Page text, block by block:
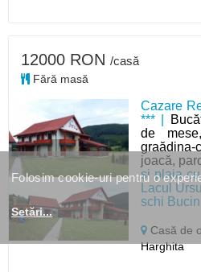
Cazare
*** |
de
joacă,
și plaja
Lacul
schi Bucin
Casă de
Harghita
12000 RON /casă
Fără masă
Folosim cookie-uri pentru o
Setări...